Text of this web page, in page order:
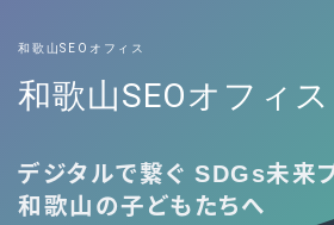
和歌山SEOオフィス
和歌山SEOオフィス
SEO対策
デジタルで繋ぐ SDGs未来
和歌山の子どもたちへ